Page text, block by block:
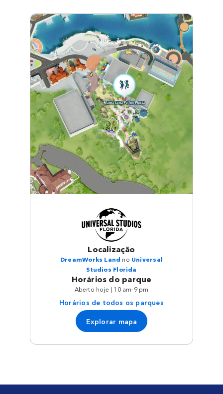
Localização
DreamWorks Land no Universal
Studios Florida
Horários do parque
Aberto hoje | 10 am-9 pm
Horários de todos os parques
Explorar mapa